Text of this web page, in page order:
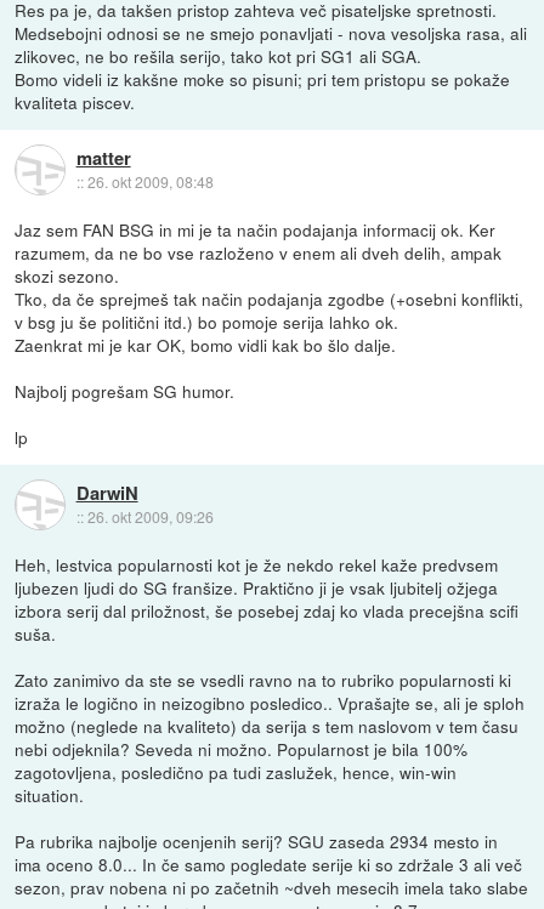
Res pa je, da takšen pristop zahteva več pisateljske spretnosti.
Medsebojni odnosi se ne smejo ponavljati - nova vesoljska rasa, ali
zlikovec, ne bo rešila serijo, tako kot pri SG1 ali SGA.
Bomo videli iz kakšne moke so pisuni; pri tem pristopu se pokaže
kvaliteta piscev.
matter
::26. okt 2009, 08:48
Jaz sem FAN BSG in mi je ta način podajanja informacij ok. Ker
razumem, da ne bo vse razloženo v enem ali dveh delih, ampak
skozi sezono.
Tko, da če sprejmeš tak način podajanja zgodbe (+osebni konflikti,
v bsg ju še politični itd.) bo pomoje serija lahko ok.
Zaenkrat mi je kar OK, bomo vidli kak bo šlo dalje.
Najbolj pogrešam SG humor.
lp
DarwiN
::26. okt 2009, 09:26
Heh, lestvica popularnosti kot je že nekdo rekel kaže predvsem
ljubezen ljudi do SG franšize. Praktično ji je vsak ljubitelj ožjega
izbora serij dal priložnost, še posebej zdaj ko vlada precejšna scifi
suša.
Zato zanimivo da ste se vsedli ravno na to rubriko popularnosti ki
izraža le logično in neizogibno posledico.. Vprašajte se, ali je sploh
možno (neglede na kvaliteto) da serija s tem naslovom v tem času
nebi odjeknila? Seveda ni možno. Popularnost je bila 100%
zagotovljena, posledično pa tudi zaslužek, hence, win-win
situation.
Pa rubrika najbolje ocenjenih serij? SGU zaseda 2934 mesto in
ima oceno 8.0... In če samo pogledate serije ki so zdržale 3 ali več
sezon, prav nobena ni po začetnih ~dveh mesecih imela tako slabe